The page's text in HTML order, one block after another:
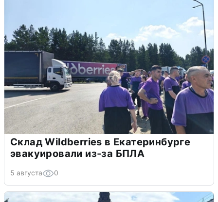
Склад Wildberries в Екатеринбурге
эвакуировали из-за БПЛА
5 августа 0